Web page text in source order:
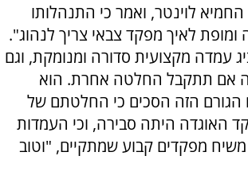
החמיא לוינטר, ואמר כי התנהלותו
ומופת לאיך מפקד צבאי צריך לנהוג".
עמדה מקצועית סדורה ומנומקת, וגם
אם תתקבל החלטה אחרת. הוא
הזה הסכים כי החלטתם של
האוגדה היתה סבירה, וכי העמדות
מפקדים קבוע שמתקיים, "וטוב